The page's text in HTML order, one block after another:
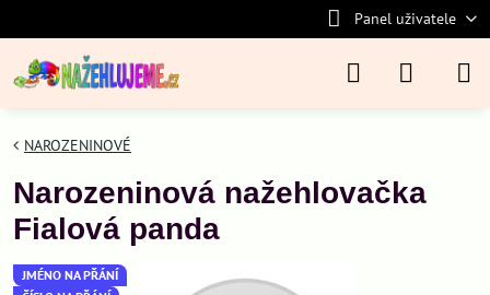
Panel uživatele
JMÉNO NA PŘÁNÍ
NAROZENINOVÉ
Narozeninová nažehlovačka
Fialová panda